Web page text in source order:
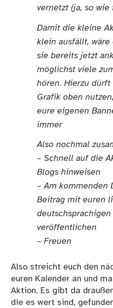
vernetzt (ja, so wie
Damit die kleine
klein ausfällt,
sie bereits jetzt
möglichst viele
hören. Hierzu
Grafik oben
eure eigenen
immer
Also nochmal
– Schnell auf die
Blogs hinweisen
– Am kommenden
Beitrag mit euren
deutschsprachigen
veröffentlichen
– Freuen
Also streicht euch den
euren Kalender an und
Aktion. Es gibt da
die es wert sind,